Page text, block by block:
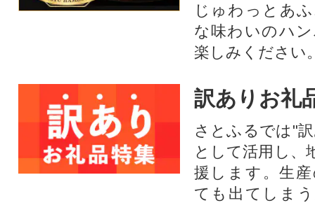
じゅわっとあ
な味わいのハ
楽しみください
訳ありお礼
さとふるでは"
として活用し、
援します。⽣
ても出てしま